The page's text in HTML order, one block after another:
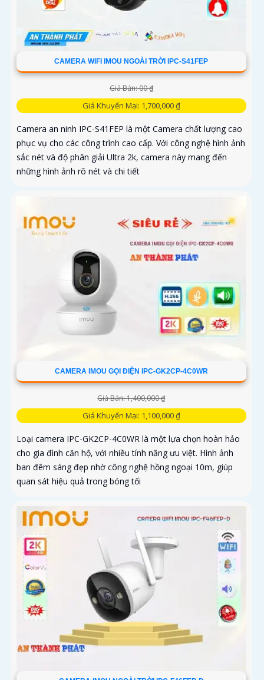
CAMERA WIFI IMOU NGOÀI TRỜI IPC-S41FEP
Giá Bán: 00 ₫
Giá Khuyến Mại: 1,700,000 ₫
Camera an ninh IPC-S41FEP là một Camera chất lượng cao
phục vụ cho các công trình cao cấp. Với công nghệ hình ảnh
sắc nét và độ phân giải Ultra 2k, camera này mang đến
những hình ảnh rõ nét và chi tiết
CAMERA IMOU GỌI ĐIỆN IPC-GK2CP-4C0WR
Giá Bán: 1,400,000 ₫
Giá Khuyến Mại: 1,100,000 ₫
Loại camera IPC-GK2CP-4C0WR là một lựa chọn hoàn hảo
cho gia đình căn hộ, với nhiều tính năng ưu việt. Hình ảnh
ban đêm sáng đẹp nhờ công nghệ hồng ngoại 10m, giúp
quan sát hiệu quả trong bóng tối